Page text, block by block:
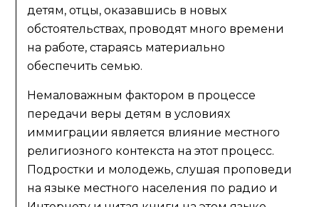
детям, отцы, оказавшись в новых
обстоятельствах, проводят много времени
на работе, стараясь материально
обеспечить семью.
Немаловажным фактором в процессе
передачи веры детям в условиях
иммиграции является влияние местного
религиозного контекста на этот процесс.
Подростки и молодежь, слушая проповеди
на языке местного населения по радио и